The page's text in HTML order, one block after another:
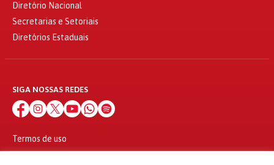
Diretório Nacional
Secretarias e Setoriais
Diretórios Estaduais
SIGA NOSSAS REDES
Termos de uso